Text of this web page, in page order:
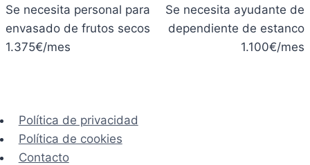
de
entradas
Se necesita personal para
envasado de frutos secos
1.375€/mes
Se necesita ayudante de
dependiente de estanco
1.100€/mes
Política de privacidad
Política de cookies
Contacto